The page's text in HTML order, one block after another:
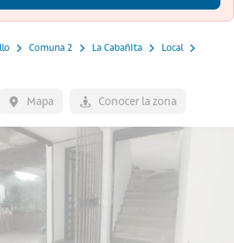
Comuna 2 La Cabañita Local
Mapa Conocer la zona